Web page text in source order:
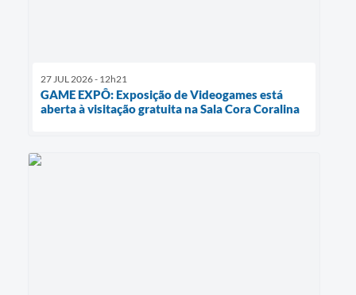
27 JUL 2026 - 12h21
GAME EXPÔ: Exposição de Videogames está
aberta à visitação gratuita na Sala Cora Coralina